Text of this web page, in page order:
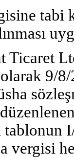
tabi
Ticaret
9/
vergisi